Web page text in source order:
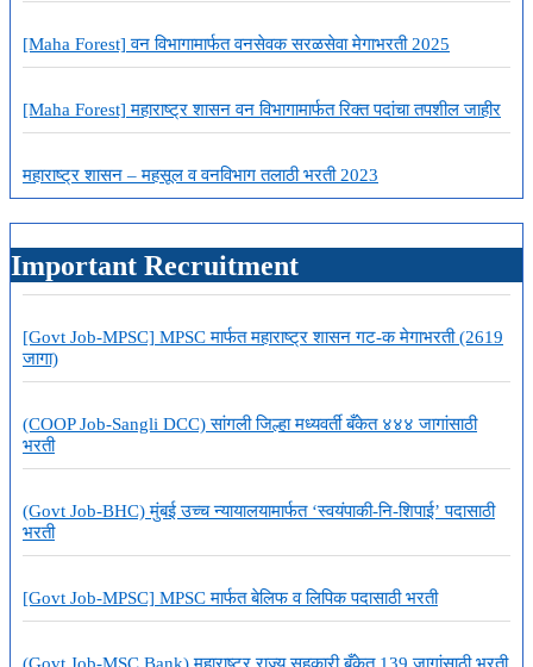
[Maha Forest] वन विभागामार्फत वनसेवक सरळसेवा मेगाभरती 2025
[Maha Forest] महाराष्ट्र शासन वन विभागामार्फत रिक्त पदांचा तपशील जाहीर
महाराष्ट्र शासन – महसूल व वनविभाग तलाठी भरती 2023
Important Recruitment
[Govt Job-MPSC] MPSC मार्फत महाराष्ट्र शासन गट-क मेगाभरती (2619
जागा)
(COOP Job-Sangli DCC) सांगली जिल्हा मध्यवर्ती बँकेत ४४४ जागांसाठी
भरती
(Govt Job-BHC) मुंबई उच्च न्यायालयामार्फत ‘स्वयंपाकी-नि-शिपाई’ पदासाठी
भरती
[Govt Job-MPSC] MPSC मार्फत बेलिफ व लिपिक पदासाठी भरती
(Govt Job-MSC Bank) महाराष्ट्र राज्य सहकारी बँकेत 139 जागांसाठी भरती